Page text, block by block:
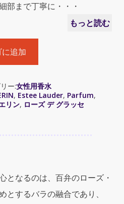
部まで丁寧に・・・
もっと読む
追加
ー:女性用香水
, Estee Lauder, Parfum,
リン, ローズ デ グラッセ
となるのは、百弁のローズ・
とするバラの融合であり、